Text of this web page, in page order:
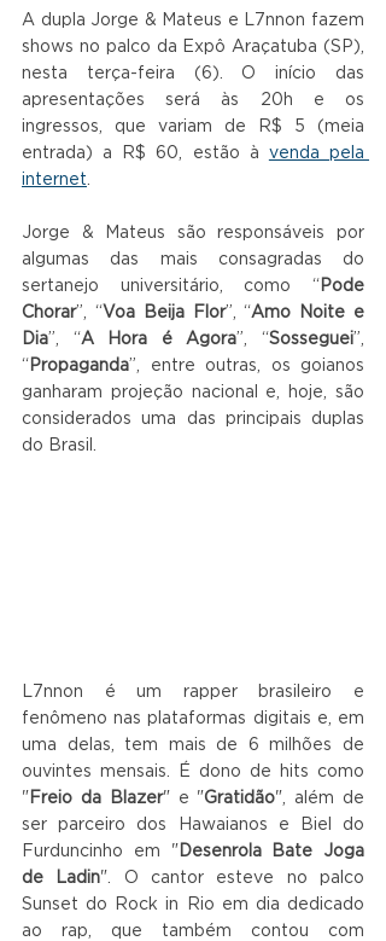
A dupla Jorge & Mateus e L7nnon fazem
shows no palco da Expô Araçatuba (SP),
nesta terça-feira (6). O início das
apresentações será às 20h e os
ingressos, que variam de R$ 5 (meia
entrada) a R$ 60, estão à venda pela
internet.
Jorge & Mateus são responsáveis por
algumas das mais consagradas do
sertanejo universitário, como “ Pode
Chorar”, “Voa Beija Flor”, “Amo Noite e
Dia”, “A Hora é Agora”, “Sosseguei”,
“ Propaganda”, entre outras, os goianos
ganharam projeção nacional e, hoje, são
considerados uma das principais duplas
do Brasil.
L7nnon é um rapper brasileiro e
fenômeno nas plataformas digitais e, em
uma delas, tem mais de 6 milhões de
ouvintes mensais. É dono de hits como
" Freio da Blazer" e "Gratidão", além de
ser parceiro dos Hawaianos e Biel do
Furduncinho em " Desenrola Bate Joga
de Ladin". O cantor esteve no palco
Sunset do Rock in Rio em dia dedicado
ao rap, que também contou com